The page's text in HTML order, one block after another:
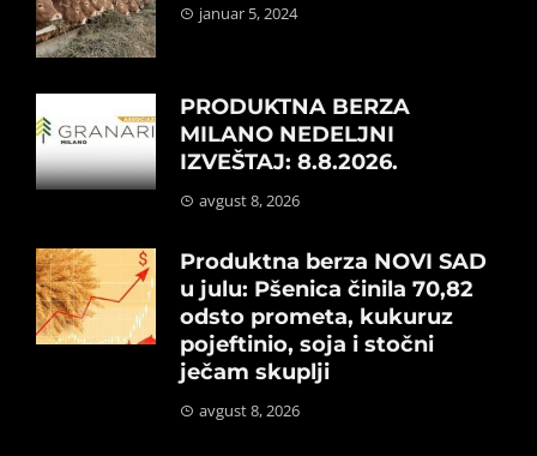
januar 5, 2024
PRODUKTNA BERZA
MILANO NEDELJNI
IZVEŠTAJ: 8.8.2026.
avgust 8, 2026
Produktna berza NOVI SAD
u julu: Pšenica činila 70,82
odsto prometa, kukuruz
pojeftinio, soja i stočni
ječam skuplji
avgust 8, 2026